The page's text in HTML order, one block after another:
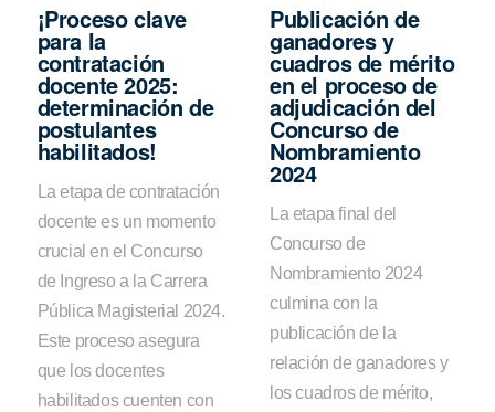
¡Proceso clave
para la
contratación
docente 2025:
determinación de
postulantes
habilitados!
La etapa de contratación
docente es un momento
crucial en el Concurso
de Ingreso a la Carrera
Pública Magisterial 2024.
Este proceso asegura
que los docentes
habilitados cuenten con
Publicación de
ganadores y
cuadros de mérito
en el proceso de
adjudicación del
Concurso de
Nombramiento
2024
La etapa final del
Concurso de
Nombramiento 2024
culmina con la
publicación de la
relación de ganadores y
los cuadros de mérito,